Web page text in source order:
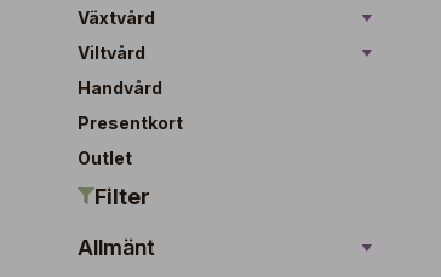
Växtvård
Viltvård
Handvård
Presentkort
Outlet
Filter
Allmänt